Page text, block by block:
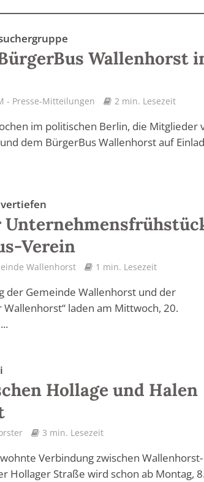
Wallenhorst
- Presse-Mitteilungen 2 min. Lesezeit
im politischen Berlin, die Mitglieder
dem BürgerBus Wallenhorst auf
Verein
Wallenhorst 1 min. Lesezeit
der Gemeinde Wallenhorst und der
laden am Mittwoch, 20.
Hollage und Halen
3 min. Lesezeit
Verbindung zwischen Wallenhorst-
Hollager Straße wird schon ab Montag,